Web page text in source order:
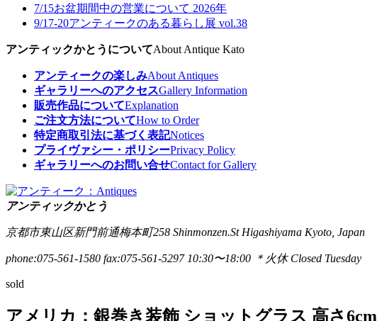
7/15お盆期間中の営業について 2026年
9/17-20アンティークのある暮らし展 vol.38
アンティックかとうについてAbout Antique Kato
アンティークの楽しみAbout Antiques
ギャラリーへのアクセスGallery Information
販売作品についてExplanation
ご注文方法についてHow to Order
特定商取引法に基づく表記Notices
プライヴァシー・ポリシーPrivacy Policy
ギャラリーへのお問い合せContact for Gallery
アンティックかとう
京都市東山区新門前通梅本町258 Shinmonzen.St Higashiyama Kyoto, Japan
phone:075-561-1580 fax:075-561-5297 10:30〜18:00 ＊火休 Closed Tuesday
sold
アメリカ：銀巻き装飾 ショットグラス 高さ6cm